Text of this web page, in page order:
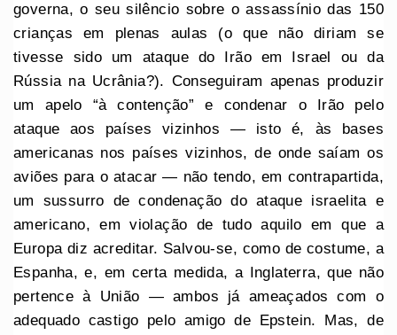
governa, o seu silêncio sobre o assassínio das 150
crianças em plenas aulas (o que não diriam se
tivesse sido um ataque do Irão em Israel ou da
Rússia na Ucrânia?). Conseguiram apenas produzir
um apelo “à contenção” e condenar o Irão pelo
ataque aos países vizinhos — isto é, às bases
americanas nos países vizinhos, de onde saíam os
aviões para o atacar — não tendo, em contrapartida,
um sussurro de condenação do ataque israelita e
americano, em violação de tudo aquilo em que a
Europa diz acreditar. Salvou-se, como de costume, a
Espanha, e, em certa medida, a Inglaterra, que não
pertence à União — ambos já ameaçados com o
adequado castigo pelo amigo de Epstein. Mas, de